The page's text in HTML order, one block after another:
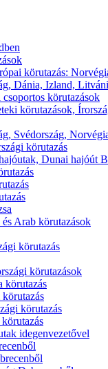
körutazás:
Dánia, Izland,
körutazások
körutazások,
Svédország,
körutazás
Dunai hajóút
Arab körutazások
körutazás
körutazások
körutazás
körutazás
idegenvezetővel